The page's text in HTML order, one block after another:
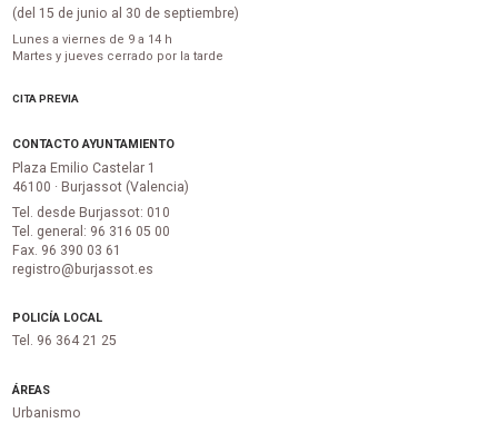
(del 15 de junio al 30 de septiembre)
Lunes a viernes de 9 a 14 h
Martes y jueves cerrado por la tarde
CITA PREVIA
CONTACTO AYUNTAMIENTO
Plaza Emilio Castelar 1
46100 · Burjassot (Valencia)
Tel. desde Burjassot: 010
Tel. general: 96 316 05 00
Fax. 96 390 03 61
registro@burjassot.es
POLICÍA LOCAL
Tel. 96 364 21 25
ÁREAS
Urbanismo